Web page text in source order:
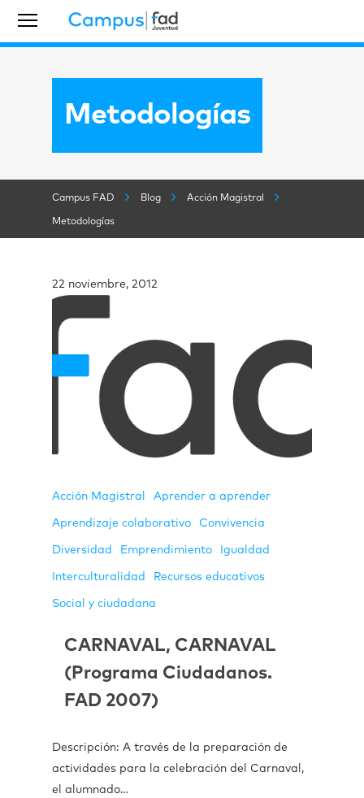
Metodologías
Campus FAD Blog Acción Magistral
Metodologías
22 noviembre, 2012
Acción Magistral Aprender a aprender
Aprendizaje colaborativo Convivencia
Diversidad Emprendimiento Igualdad
Interculturalidad Recursos educativos
Social y ciudadana
CARNAVAL, CARNAVAL
(Programa Ciudadanos.
FAD 2007)
Descripción: A través de la preparación de
actividades para la celebración del Carnaval,
el alumnado…